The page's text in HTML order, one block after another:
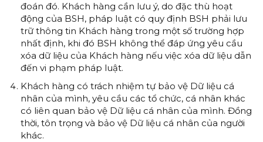
đoán đó. Khách hàng cần lưu ý, do đặc thù hoạt
động của BSH, pháp luật có quy định BSH phải lưu
trữ thông tin Khách hàng trong một số trường hợp
nhất định, khi đó BSH không thể đáp ứng yêu cầu
xóa dữ liệu của Khách hàng nếu việc xóa dữ liệu dẫn
đến vi phạm pháp luật.
Khách hàng có trách nhiệm tự bảo vệ Dữ liệu cá
nhân của mình, yêu cầu các tổ chức, cá nhân khác
có liên quan bảo vệ Dữ liệu cá nhân của mình. Đồng
thời, tôn trọng và bảo vệ Dữ liệu cá nhân của người
khác.